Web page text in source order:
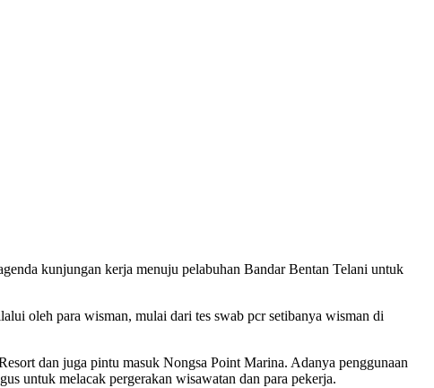
kunjungan kerja menuju pelabuhan Bandar Bentan Telani untuk
oleh para wisman, mulai dari tes swab pcr setibanya wisman di
dan juga pintu masuk Nongsa Point Marina. Adanya penggunaan
untuk melacak pergerakan wisawatan dan para pekerja.